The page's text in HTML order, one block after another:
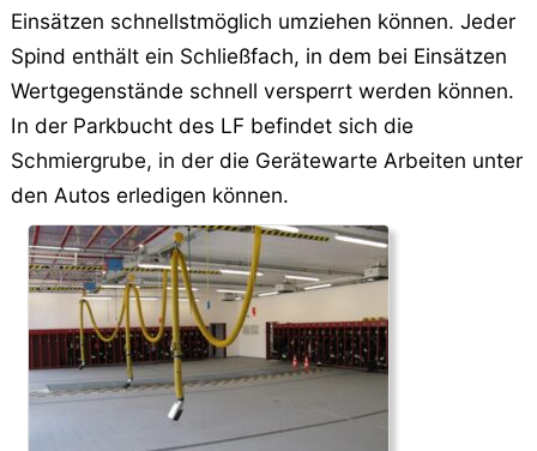
Einsätzen schnellstmöglich umziehen können. Jeder
Spind enthält ein Schließfach, in dem bei Einsätzen
Wertgegenstände schnell versperrt werden können.
In der Parkbucht des LF befindet sich die
Schmiergrube, in der die Gerätewarte Arbeiten unter
den Autos erledigen können.